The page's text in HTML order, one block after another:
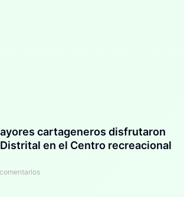
cartageneros disfrutaron
Distrital en el Centro recreacional